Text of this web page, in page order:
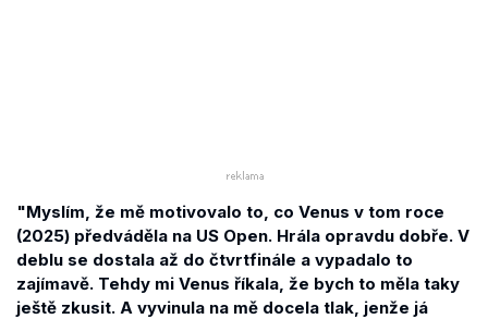
"Myslím, že mě motivovalo to, co Venus v tom roce
(2025) předváděla na US Open. Hrála opravdu dobře. V
deblu se dostala až do čtvrtfinále a vypadalo to
zajímavě. Tehdy mi Venus říkala, že bych to měla taky
ještě zkusit. A vyvinula na mě docela tlak, jenže já